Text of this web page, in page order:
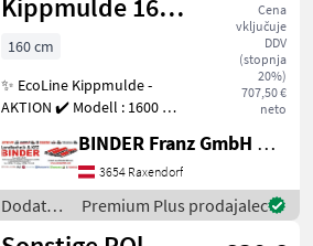
/
Sonstige
Kippmulde 1600
ME VZ
Cena
vključuje
DDV
(stopnja
20%)
707,50 €
neto
160 cm
✨ EcoLine Kippmulde -
AKTION ✔️ Modell : 1600 ME
Ausführung ✔️ 1.600mm
Arbeitsbreite ✔️
mechanisch kippbar ✔️
verzinkte Ausführung ✔️ d
BINDER Franz GmbH & CoKG
3654 Raxendorf
Dodatna
oprema
Premium Plus prodajalec